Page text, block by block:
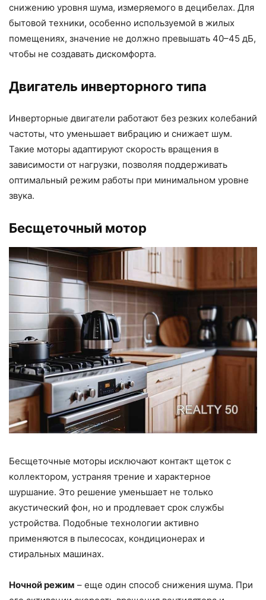
снижению уровня шума, измеряемого в децибелах. Для
бытовой техники, особенно используемой в жилых
помещениях, значение не должно превышать 40–45 дБ,
чтобы не создавать дискомфорта.
Двигатель инверторного типа
Инверторные двигатели работают без резких колебаний
частоты, что уменьшает вибрацию и снижает шум.
Такие моторы адаптируют скорость вращения в
зависимости от нагрузки, позволяя поддерживать
оптимальный режим работы при минимальном уровне
звука.
Бесщеточный мотор
Бесщеточные моторы исключают контакт щеток с
коллектором, устраняя трение и характерное
шуршание. Это решение уменьшает не только
акустический фон, но и продлевает срок службы
устройства. Подобные технологии активно
применяются в пылесосах, кондиционерах и
стиральных машинах.
Ночной режим – еще один способ снижения шума. При